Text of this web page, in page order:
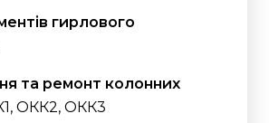
гирлового
та ремонт колонних
ОКК2, ОКК3